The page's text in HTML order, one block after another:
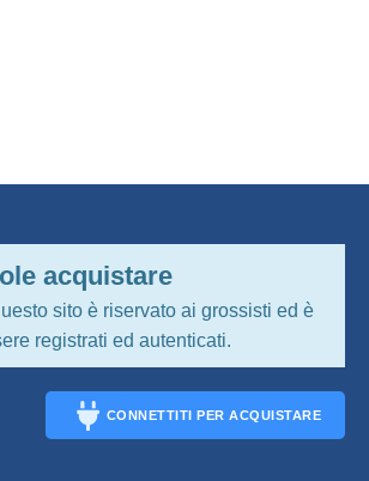
acquistare
sito è riservato ai grossisti ed è
registrati ed autenticati.
CONNETTITI PER ACQUISTARE